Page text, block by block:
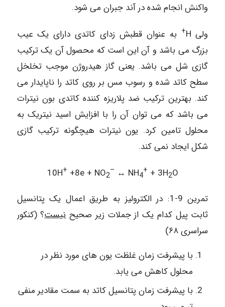
واکنش انجام شده در آند جبران می شود.
ولی H
+ به عنوان قطبش زدای کاتدی دارای یک عیب
بزرگ می باشد و آن این است که محصول آن یک ترکیب
گازی شل می باشد. یعنی گاز هیدروژن موجب تخلخل
سطح كاتد شده و رسوب مس بر روی کاتد را ناپایدار می
کند. بهترین ترکیب ضد پلاریزه کننده کاتدی بون نیترات
می باشد که می توان آن را با افزایش اسید نیتریک به
محلول تامین کرد. یون نیترات هیچگونه ترکیب گازی
شکل ایجاد نمی کند.
10H+ +8e + NO2
– ↔ NH4
+ + 3H2O
تمرين 9-1: در الکترولیز به طریق اعمال یک پتانسیل
ثابت پیل کدام یک از جملات زیر صحیحنیست؟ (کنکور
سراسری ۶۸)
با پیشرفت زمان غلظت یون های مورد نظر در
محلول کاهش می یابد.
با پیشرفت زمان پتانسیل کاتد به سمت مقادير منفی